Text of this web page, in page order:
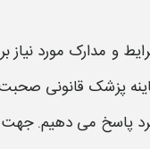
و مدارک مورد نیاز
پزشک قانونی صحبت
پاسخ می دهیم.